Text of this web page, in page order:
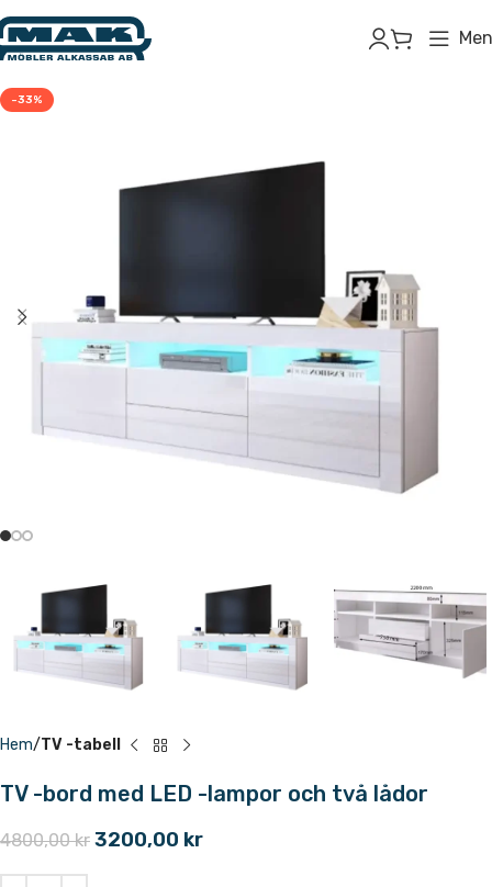
-33%
Hem TV -tabell
TV -bord med LED -lampor och två lådor
4800,00kr 3200,00 kr